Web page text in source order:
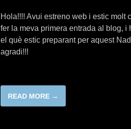
Hola!!!! Avui estreno web i estic molt
fer la meva primera entrada al blog, i
el què estic preparant per aquest
agradi!!!
READ MORE →